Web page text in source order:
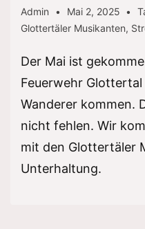
Admin Mai 2, 2025
Glottertäler Musikanten,
Der Mai ist
Feuerwehr
Wanderer kommen.
nicht fehlen. Wir
mit den Glottertäler
Unterhaltung.